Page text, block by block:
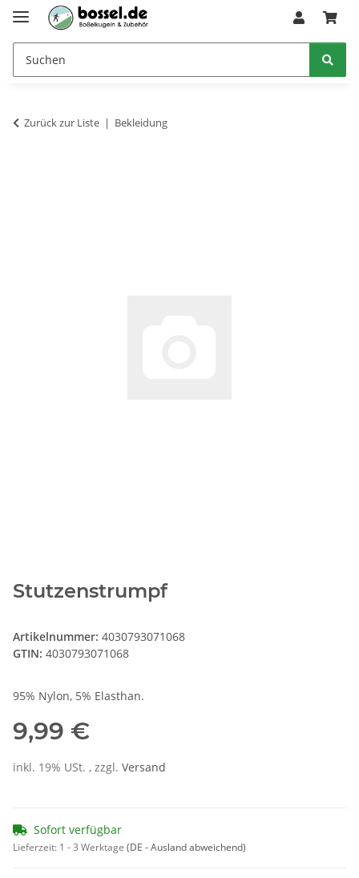
Zurück zur Liste Bekleidung
Stutzenstrumpf
Artikelnummer: 4030793071068
GTIN: 4030793071068
95% Nylon, 5% Elasthan.
9,99 €
inkl. 19% USt. , zzgl. Versand
Sofort verfügbar
Lieferzeit: 1 - 3 Werktage (DE - Ausland abweichend)